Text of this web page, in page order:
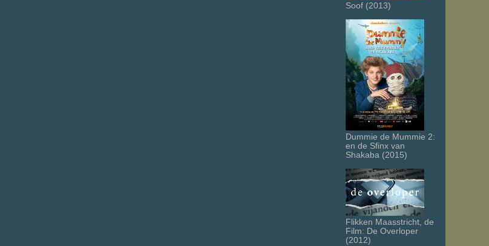
Soof (2013)
Dummie de Mummie 2:
en de Sfinx van
Shakaba (2015)
Flikken Maasstricht, de
Film: De Overloper
(2012)